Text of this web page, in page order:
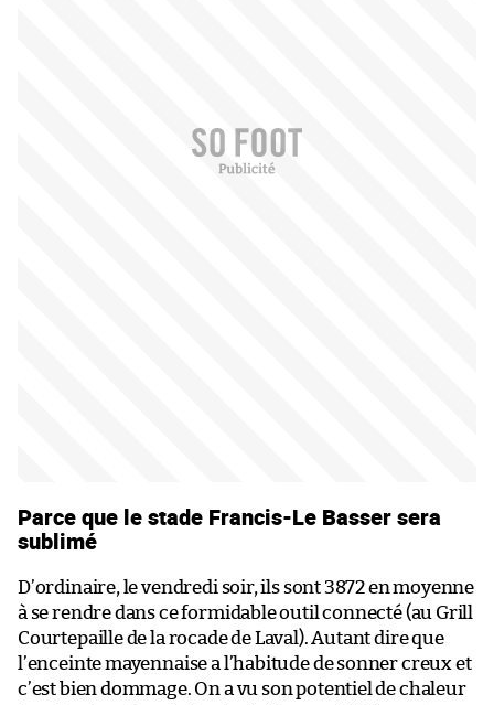
Parce que le stade Francis-Le Basser sera
sublimé
D’ordinaire, le vendredi soir, ils sont 3872 en moyenne
à se rendre dans ce formidable outil connecté (au Grill
Courtepaille de la rocade de Laval). Autant dire que
l’enceinte mayennaise a l’habitude de sonner creux et
c’est bien dommage. On a vu son potentiel de chaleur